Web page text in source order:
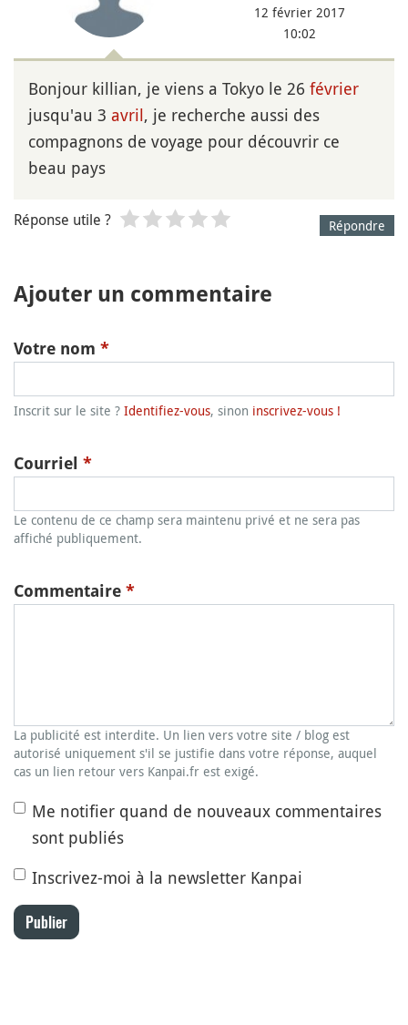
12 février 2017
10:02
Bonjour killian, je viens a Tokyo le 26 février
jusqu'au 3 avril, je recherche aussi des
compagnons de voyage pour découvrir ce
beau pays
Répondre
Réponse utile ?
Ajouter un commentaire
Votre nom *
Inscrit sur le site ? Identifiez-vous, sinon inscrivez-vous !
Courriel *
Le contenu de ce champ sera maintenu privé et ne sera pas
affiché publiquement.
Commentaire *
La publicité est interdite. Un lien vers votre site / blog est
autorisé uniquement s'il se justifie dans votre réponse, auquel
cas un lien retour vers Kanpai.fr est exigé.
Me notifier quand de nouveaux commentaires
sont publiés
Inscrivez-moi à la newsletter Kanpai
Publier